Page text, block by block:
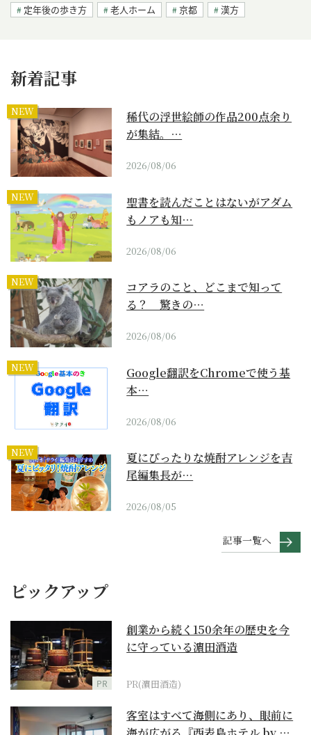
定年後の歩き方
老人ホーム 京都 漢方
新着記事
NEW
稀代の浮世絵師の作品200点余り
が集結。…
2026/08/06
NEW
聖書を読んだことはないがアダム
もノアも知…
2026/08/06
NEW
コアラのこと、どこまで知って
る？ 驚きの…
2026/08/06
NEW
Google翻訳をChromeで使う基
本…
2026/08/06
NEW
夏にぴったりな焼酎アレンジを吉
尾編集長が…
2026/08/05
記事一覧へ
ピックアップ
PR
創業から続く150余年の歴史を今
に守っている濵田酒造
PR(濵田酒造)
客室はすべて海側にあり、眼前に